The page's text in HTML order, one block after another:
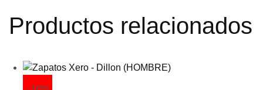
Productos relacionados